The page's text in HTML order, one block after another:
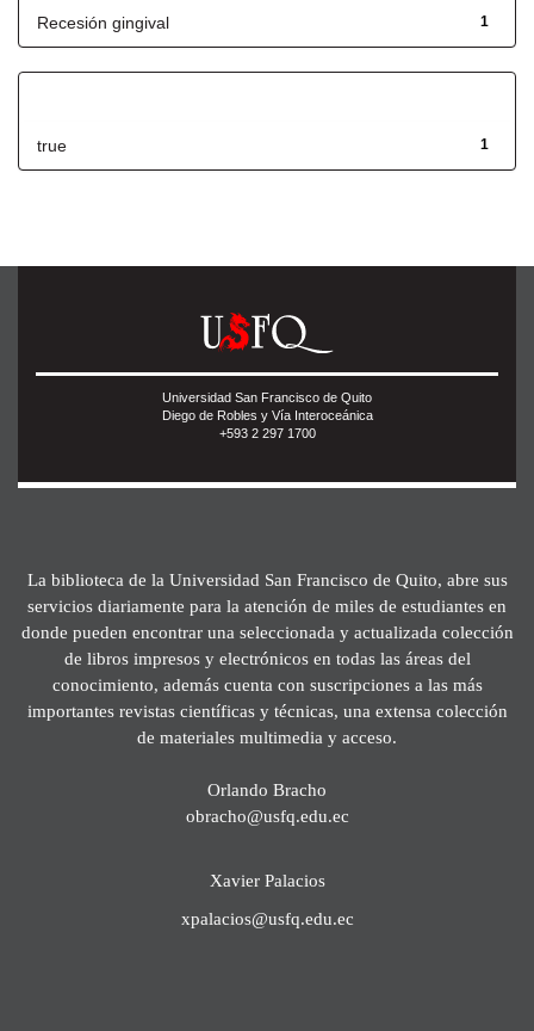
1
Recesión gingival
1
true
Universidad San Francisco de Quito
Diego de Robles y Vía Interoceánica
+593 2 297 1700
La biblioteca de la Universidad San Francisco de Quito, abre sus
servicios diariamente para la atención de miles de estudiantes en
donde pueden encontrar una seleccionada y actualizada colección
de libros impresos y electrónicos en todas las áreas del
conocimiento, además cuenta con suscripciones a las más
importantes revistas científicas y técnicas, una extensa colección
de materiales multimedia y acceso.
Orlando Bracho
obracho@usfq.edu.ec
Xavier Palacios
xpalacios@usfq.edu.ec